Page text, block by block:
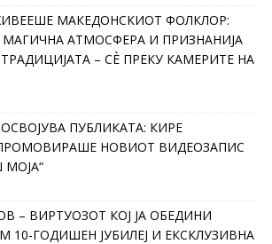
МАКЕДОНСКИОТ ФОЛКЛОР:
МАГИЧНА АТМОСФЕРА И ПРИЗНАНИЈА
– СÈ ПРЕКУ КАМЕРИТЕ НА
ПУБЛИКАТА: КИРЕ
НОВИОТ ВИДЕОЗАПИС
МОЈА“
– ВИРТУОЗОТ КОЈ ЈА ОБЕДИНИ
10-ГОДИШЕН ЈУБИЛЕЈ И ЕКСКЛУЗИВНА